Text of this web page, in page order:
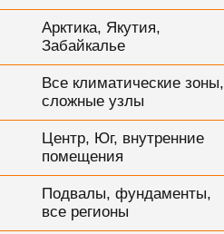
Арктика, Якутия,
Забайкалье
Все климатические зоны,
сложные узлы
Центр, Юг, внутренние
помещения
Подвалы, фундаменты,
все регионы